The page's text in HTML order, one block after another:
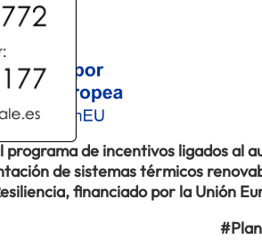
programa de incentivos ligados al
de sistemas térmicos
financiado por la Unión